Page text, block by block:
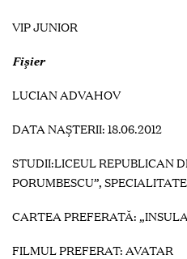
VIP JUNIOR
Fişier
LUCIAN ADVAHOV
DATA NAȘTERII: 18.06.2012
STUDII:LICEUL REPUBLICAN
PORUMBESCU”,
CARTEA PREFERATĂ:
FILMUL PREFERAT: AVATAR